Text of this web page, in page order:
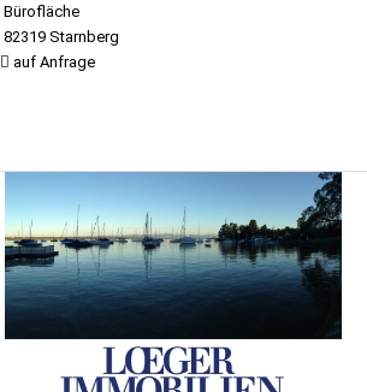
Bürofläche
82319 Starnberg
auf Anfrage